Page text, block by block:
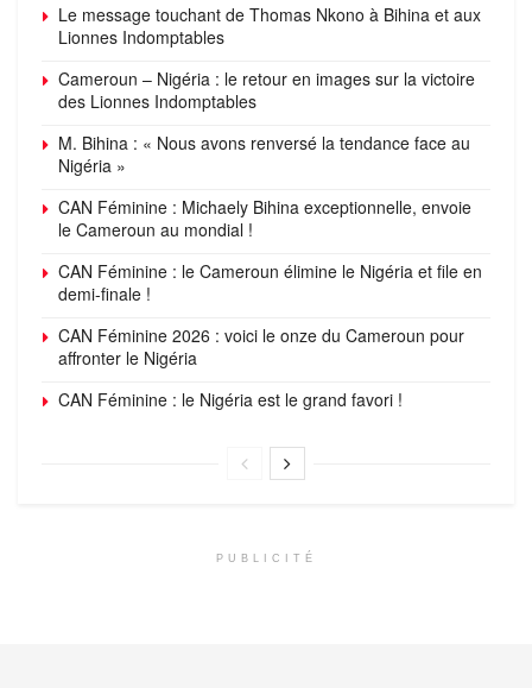
Le message touchant de Thomas Nkono à Bihina et aux
Lionnes Indomptables
Cameroun – Nigéria : le retour en images sur la victoire
des Lionnes Indomptables
M. Bihina : « Nous avons renversé la tendance face au
Nigéria »
CAN Féminine : Michaely Bihina exceptionnelle, envoie
le Cameroun au mondial !
CAN Féminine : le Cameroun élimine le Nigéria et file en
demi-finale !
CAN Féminine 2026 : voici le onze du Cameroun pour
affronter le Nigéria
CAN Féminine : le Nigéria est le grand favori !
PUBLICITÉ